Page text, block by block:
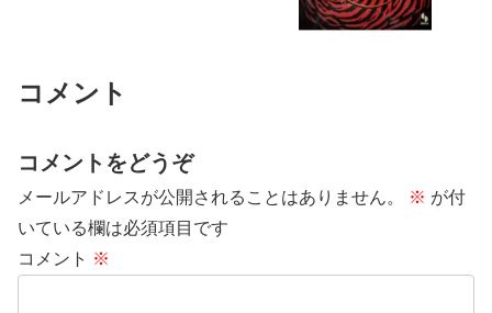
コメント
コメントをどうぞ
メールアドレスが公開されることはありません。 ※ が付
いている欄は必須項目です
コメント ※